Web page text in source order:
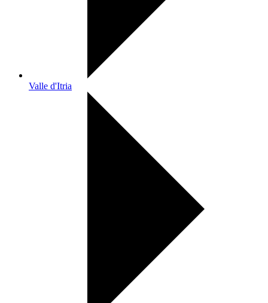
Valle d'Itria